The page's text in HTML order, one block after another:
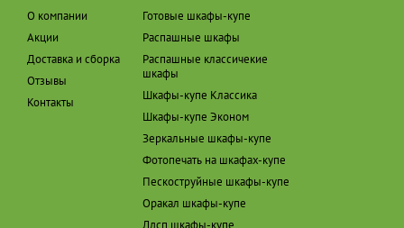
О компании
Акции
Доставка и сборка
Отзывы
Контакты
Готовые шкафы-купе
Распашные шкафы
Распашные классичекие
шкафы
Шкафы-купе Классика
Шкафы-купе Эконом
Зеркальные шкафы-купе
Фотопечать на шкафах-купе
Пескоструйные шкафы-купе
Оракал шкафы-купе
Лдсп шкафы-купе